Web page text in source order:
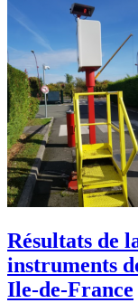
Résultats de
instruments
Ile-de-France